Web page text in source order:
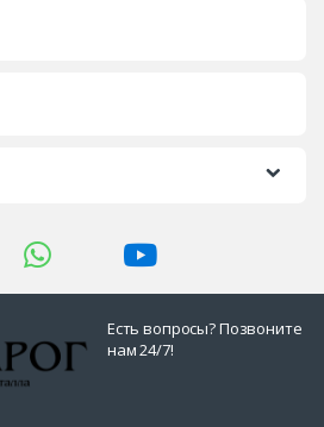
Есть вопросы? Позвоните
нам 24/7!